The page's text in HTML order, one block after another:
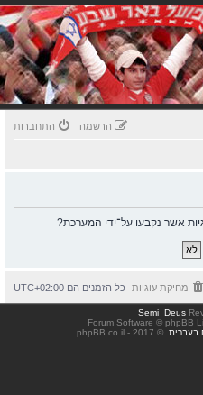
התחברות הרשמה
אשר נקבעו על־ידי המערכת?
כל הזמנים הם UTC+02:00 מחיקת עוגיות
Semi_Deus
. © 2017 - phpBB.co.il.